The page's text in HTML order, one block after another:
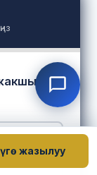
жазылуу